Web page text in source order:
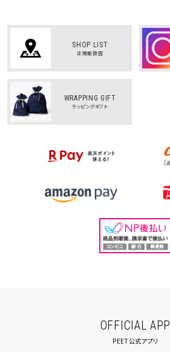
SHOP LIST
正規取扱店
WRAPPING GIFT
ラッピングギフト
OFFICIAL APP
PEET公式アプリ